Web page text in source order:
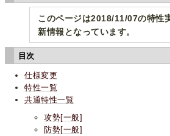
このページは2018/11/07の特性
新情報となっています。
目次
仕様変更
特性一覧
共通特性一覧
攻勢[一般]
防勢[一般]